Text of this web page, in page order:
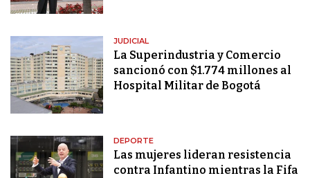
JUDICIAL
La Superindustria y Comercio
sancionó con $1.774 millones al
Hospital Militar de Bogotá
DEPORTE
Las mujeres lideran resistencia
contra Infantino mientras la Fifa